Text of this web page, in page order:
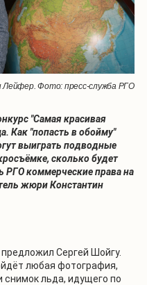
Фото: пресс-служба РГО
"Самая красивая
Как "попасть в обойму"
выиграть подводные
сколько будет
РГО коммерческие права на
жюри Константин
Сергей Шойгу.
любая фотография,
льда, идущего по